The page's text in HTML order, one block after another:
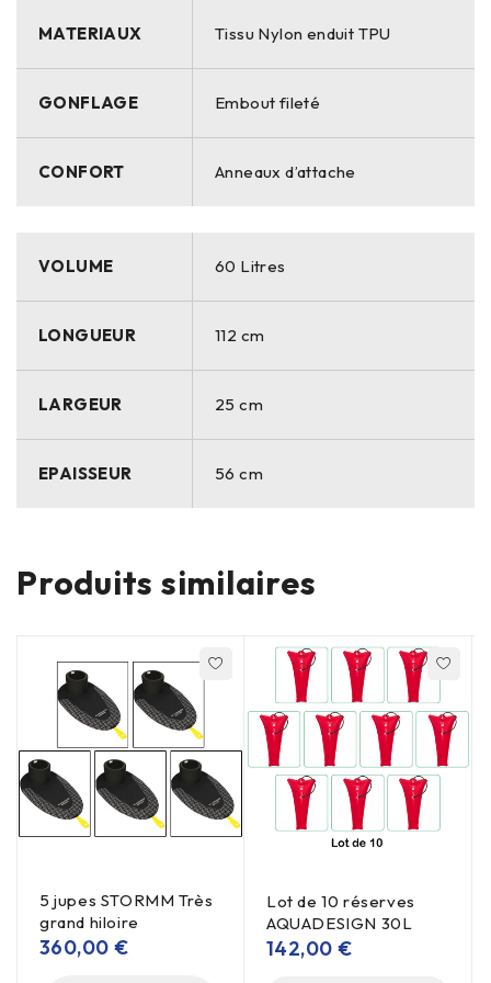
MATERIAUX Tissu Nylon enduit TPU
GONFLAGE Embout fileté
CONFORT Anneaux d’attache
VOLUME 60 Litres
LONGUEUR 112 cm
LARGEUR 25 cm
EPAISSEUR 56 cm
Produits similaires
5 jupes STORMM Très
grand hiloire
360,00 €
Lot de 10 réserves
AQUADESIGN 30L
142,00 €